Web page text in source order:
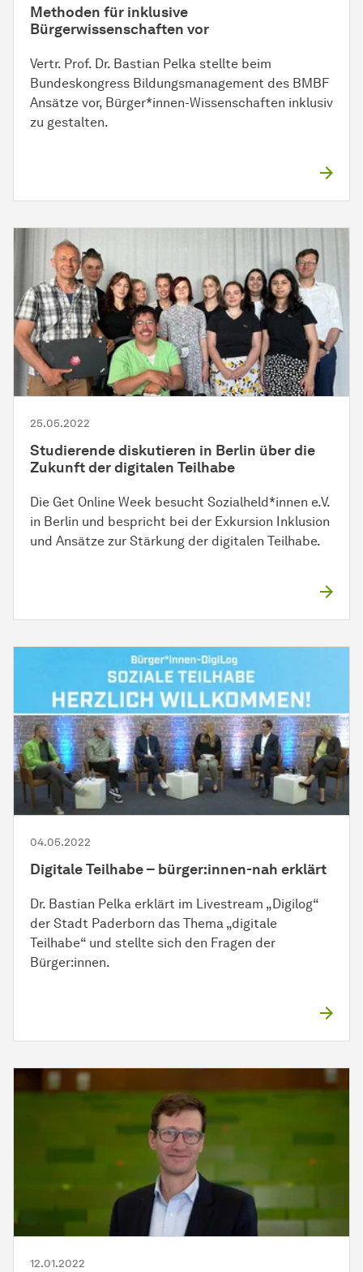
Methoden für inklusive
Bürgerwissenschaften vor
Vertr. Prof. Dr. Bastian Pelka stellte beim
Bundeskongress Bildungsmanagement des BMBF
Ansätze vor, Bürger*innen-Wissenschaften inklusiv
zu gestalten.
25.05.2022
Studierende diskutieren in Berlin über die
Zukunft der digitalen Teilhabe
Die Get Online Week besucht Sozialheld*innen e.V.
in Berlin und bespricht bei der Exkursion Inklusion
und Ansätze zur Stärkung der digitalen Teilhabe.
04.05.2022
Digitale Teilhabe – bürger:innen-nah erklärt
Dr. Bastian Pelka erklärt im Livestream „Digilog“
der Stadt Paderborn das Thema „digitale
Teilhabe“ und stellte sich den Fragen der
Bürger:innen.
12.01.2022